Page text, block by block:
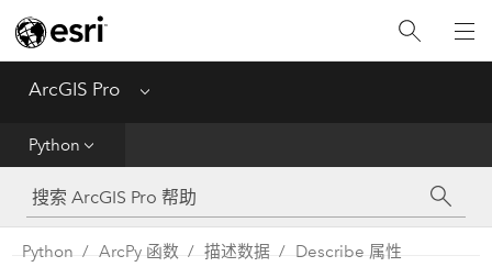
ArcGIS Pro Menu
Python
工具参考
Python
Python ArcPy 函数 描述数据 Describe 属性